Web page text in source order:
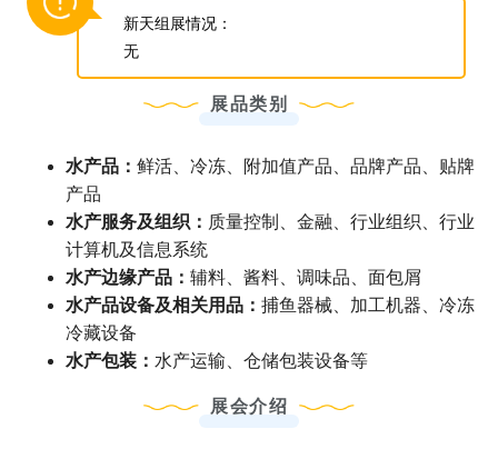
新天组展情况：
无
展品类别
水产品： 鲜活、冷冻、附加值产品、品牌产品、贴牌
产品
水产服务及组织： 质量控制、金融、行业组织、行业
计算机及信息系统
水产边缘产品： 辅料、酱料、调味品、面包屑
水产品设备及相关用品： 捕鱼器械、加工机器、冷冻
冷藏设备
水产包装： 水产运输、仓储包装设备等
展会介绍